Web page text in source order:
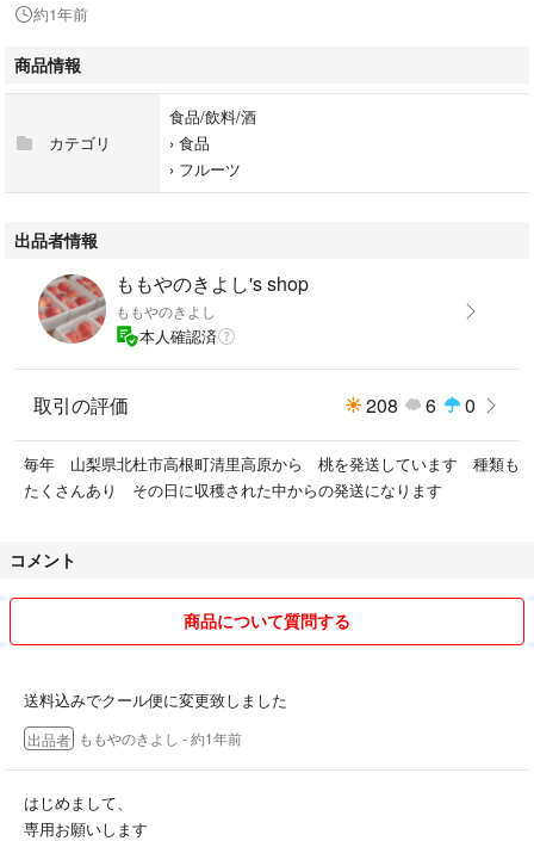
昨年は大好評でした。
送料を入れて 専用にいたしますので
何県か教えてくださいね
訳ありとか はねだし でなくて宅配用正品の桃送ります
今年も天気が良くて、メッチャ甘いです
ホームページを見てくださいね、
YouTubeで 説明してます
ももやのきよし
桃のサイズですが
お手頃サイズが人気商品となってますが
特大は グット大きくなり昨年好評でした
この商品は1番 デッカイです
とりあえず 一箱だけ
柔らかい桃を希望の方はクールで可能です
約1年前
商品情報
カテゴリ
食品/飲料/酒
› 食品
› フルーツ
出品者情報
ももやのきよし's shop
ももやのきよし
本人確認済
取引の評価 208 6 0
毎年 山梨県北杜市高根町清里高原から 桃を発送しています 種類も
たくさんあり その日に収穫された中からの発送になります
コメント
商品について質問する
送料込みでクール便に変更致しました
出品者 ももやのきよし - 約1年前
はじめまして、
専用お願いします